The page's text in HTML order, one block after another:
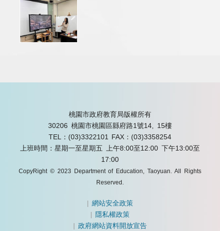
桃園市政府教育局版權所有
30206 桃園市桃園區縣府路1號14, 15樓
TEL：(03)3322101
FAX：(03)3358254
上班時間：星期一至星期五 上午8:00至12:00 下午13:00至
17:00
CopyRight © 2023 Department of Education, Taoyuan. All Rights
Reserved.
|網站安全政策
| 隱私權政策
|政府網站資料開放宣告